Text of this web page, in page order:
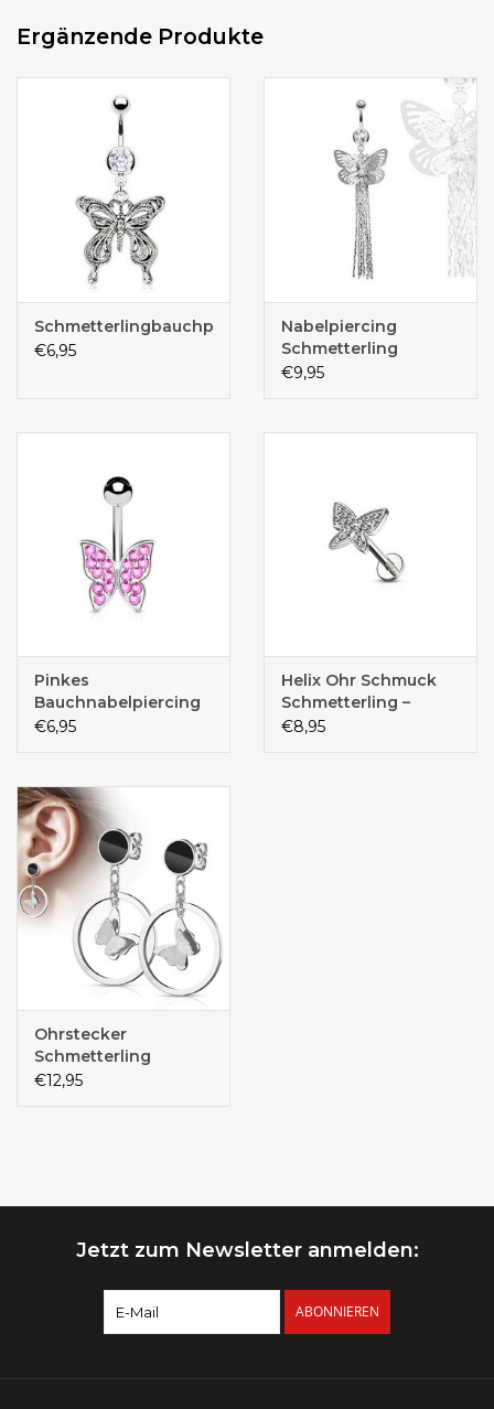
Ergänzende Produkte
Schmetterlingbauchpiercing
€6,95
Nabelpiercing
Schmetterling
€9,95
Pinkes
Bauchnabelpiercing
Schmetterling
€6,95
Helix Ohr Schmuck
Schmetterling –
Labret mit
€8,95
Ohrstecker
Schmetterling
Edelstahl
€12,95
Jetzt zum Newsletter anmelden:
ABONNIEREN